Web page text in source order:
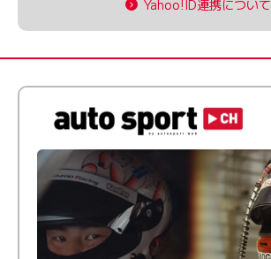
Yahoo!ID連携について